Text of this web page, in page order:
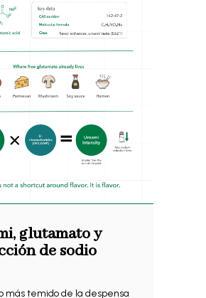
glutamato y
de sodio
más temido de la despensa